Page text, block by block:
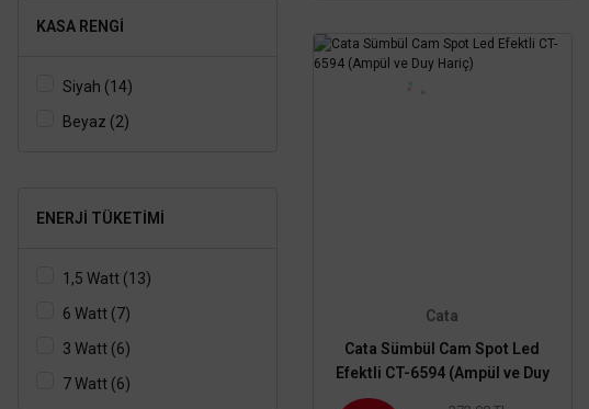
KASA RENGI
Siyah (14)
Beyaz (2)
ENERJI TÜKETIMI
1,5 Watt (13)
6 Watt (7)
3 Watt (6)
7 Watt (6)
Cata
Cata Sümbül Cam Spot Led
Efektli CT-6594 (Ampül ve Duy